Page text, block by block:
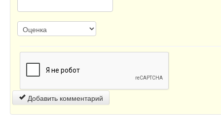
Добавить комментарий